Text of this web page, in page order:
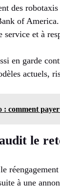
des
of
et à
en garde
actuels,
comment payer
le
à une